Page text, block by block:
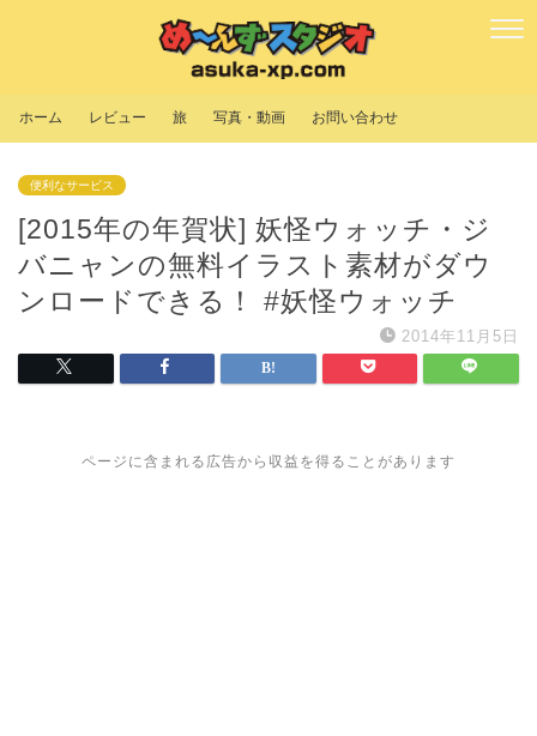
ホーム レビュー 旅 写真・動画 お問い合わせ
便利なサービス
[2015年の年賀状] 妖怪ウォッチ・ジ
バニャンの無料イラスト素材がダウ
ンロードできる！ #妖怪ウォッチ
2014年11月5日
ページに含まれる広告から収益を得ることがあります